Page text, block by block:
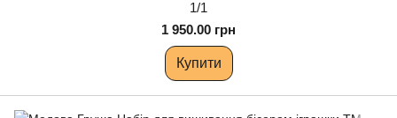
1/1
1 950.00 грн
Купити